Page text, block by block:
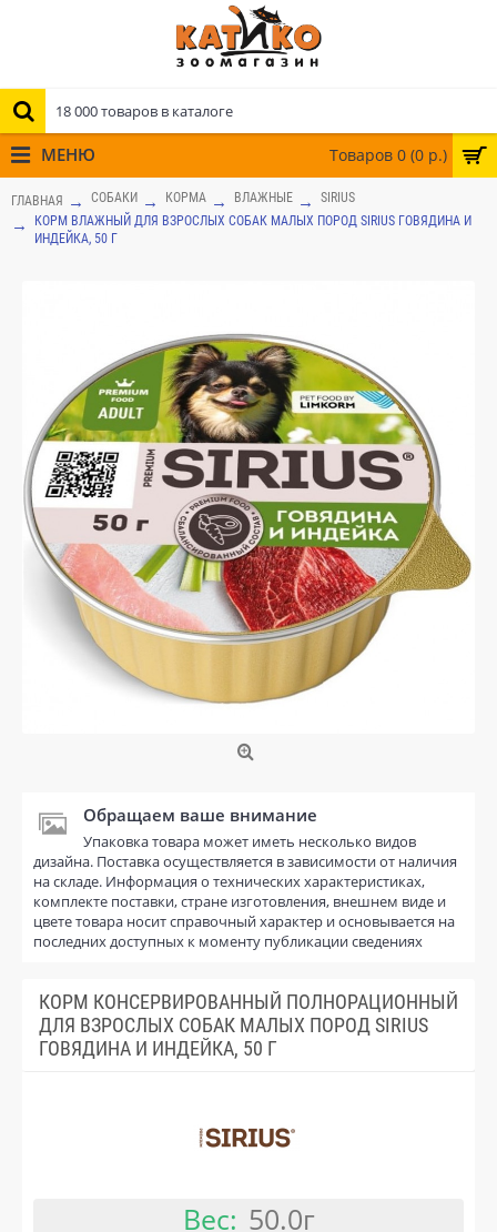
Товаров 0 (0 р.)
МЕНЮ
ГЛАВНАЯ СОБАКИ КОРМА ВЛАЖНЫЕ
SIRIUS
КОРМ ВЛАЖНЫЙ ДЛЯ ВЗРОСЛЫХ СОБАК МАЛЫХ ПОРОД SIRIUS ГОВЯДИНА И
ИНДЕЙКА, 50 Г
Обращаем ваше внимание
Упаковка товара может иметь несколько видов
дизайна. Поставка осуществляется в зависимости от наличия
на складе. Информация о технических характеристиках,
комплекте поставки, стране изготовления, внешнем виде и
цвете товара носит справочный характер и основывается на
последних доступных к моменту публикации сведениях
КОРМ КОНСЕРВИРОВАННЫЙ ПОЛНОРАЦИОННЫЙ
ДЛЯ ВЗРОСЛЫХ СОБАК МАЛЫХ ПОРОД SIRIUS
ГОВЯДИНА И ИНДЕЙКА, 50 Г
Вес: 50.0г